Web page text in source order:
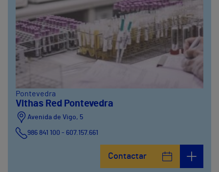
Pontevedra
Vithas Red Pontevedra
Avenida de Vigo, 5
986 841 100 - 607.157.661
Contactar